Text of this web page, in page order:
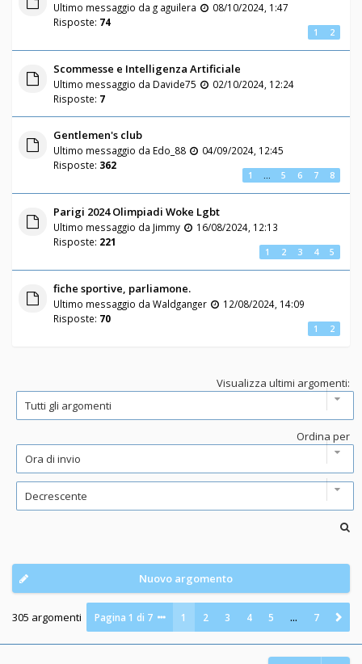
Ultimo messaggio da g aguilera
08/10/2024, 1:47
Risposte: 74
1 2
Scommesse e Intelligenza Artificiale
Ultimo messaggio da Davide75
02/10/2024, 12:24
Risposte: 7
Gentlemen's club
Ultimo messaggio da Edo_88
04/09/2024, 12:45
Risposte: 362
1 … 5 6 7 8
Parigi 2024 Olimpiadi Woke Lgbt
Ultimo messaggio da Jimmy
16/08/2024, 12:13
Risposte: 221
1 2 3 4 5
fiche sportive, parliamone.
Ultimo messaggio da Waldganger
12/08/2024, 14:09
Risposte: 70
1 2
Visualizza ultimi argomenti:
Ordina per
Nuovo argomento
305 argomenti Pagina1 di 7 1 2 3 4 5 … 7